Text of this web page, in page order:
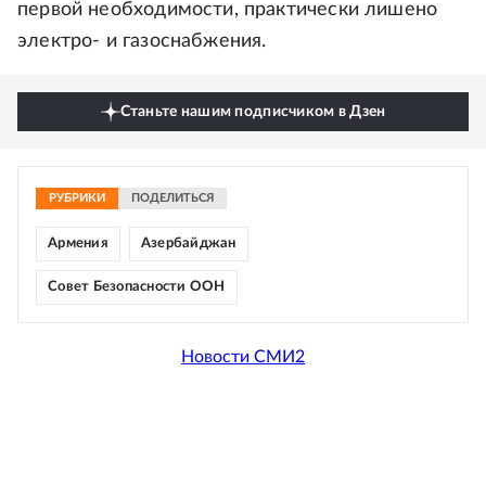
первой необходимости, практически лишено
электро- и газоснабжения.
Станьте нашим подписчиком в Дзен
РУБРИКИ ПОДЕЛИТЬСЯ
Армения Азербайджан
Совет Безопасности ООН
Новости СМИ2